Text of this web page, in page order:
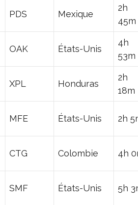
PDS Mexique
2h
45m
OAK États-Unis
4h
53m
XPL Honduras
2h
18m
MFE États-Unis 2h
CTG Colombie 4h
SMF États-Unis 5h